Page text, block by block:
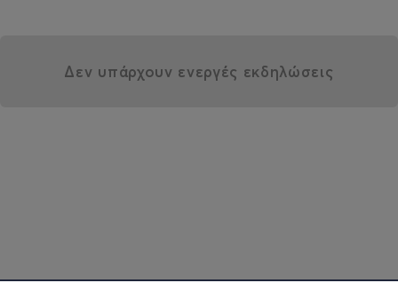
Δεν υπάρχουν ενεργές εκδηλώσεις